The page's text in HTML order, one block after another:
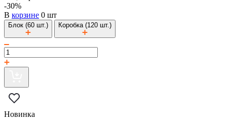
-30%
В корзине 0 шт
Блок (60 шт.) Коробка (120 шт.)
Новинка